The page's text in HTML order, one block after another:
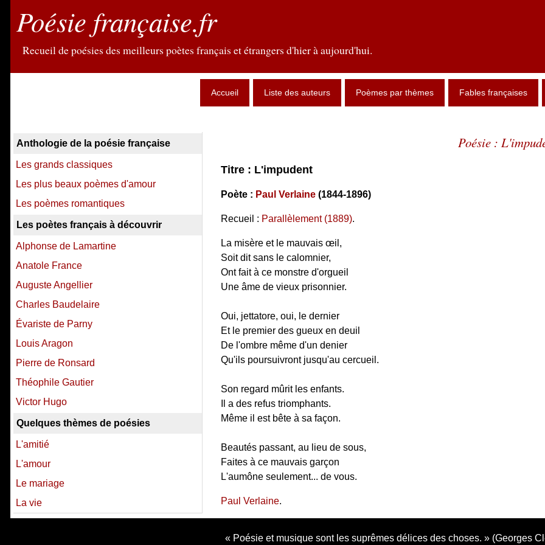
Poésie française.fr
Recueil de poésies des meilleurs poètes français et étrangers d'hier à aujourd'hui.
Accueil Liste des auteurs Poèmes par thèmes Fables françaises
Poésie :
Titre : L'impudent
Poète : Paul Verlaine (1844-1896)
Recueil : Parallèlement (1889).
La misère et le mauvais œil,
Soit dit sans le calomnier,
Ont fait à ce monstre d'orgueil
Une âme de vieux prisonnier.
Oui, jettatore, oui, le dernier
Et le premier des gueux en deuil
De l'ombre même d'un denier
Qu'ils poursuivront jusqu'au cercueil.
Son regard mûrit les enfants.
Il a des refus triomphants.
Même il est bête à sa façon.
Beautés passant, au lieu de sous,
Faites à ce mauvais garçon
L'aumône seulement... de vous.
Paul Verlaine.
Anthologie de la poésie française
Les grands classiques
Les plus beaux poèmes d'amour
Les poèmes romantiques
Les poètes français à découvrir
Alphonse de Lamartine
Anatole France
Auguste Angellier
Charles Baudelaire
Évariste de Parny
Louis Aragon
Pierre de Ronsard
Théophile Gautier
Victor Hugo
Quelques thèmes de poésies
L'amitié
L'amour
Le mariage
La vie
Poésie et musique sont les suprêmes délices des choses. (Georges